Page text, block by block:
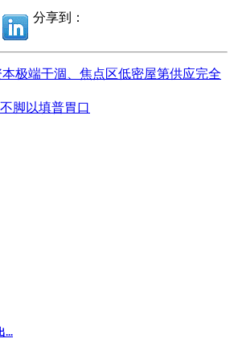
分享到：
极端干涸、焦点区低密屋第供应完全
脚以填普胃口
...